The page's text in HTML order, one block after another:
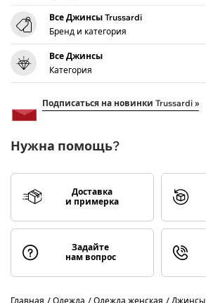
Все Джинсы Trussardi
Бренд и категория
Все Джинсы
Категория
Подписаться на новинки Trussardi »
Нужна помощь?
Доставка
и примерка
Задайте
нам вопрос
Главная Одежда Одежда женская Джинсы